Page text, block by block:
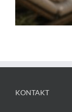
KONTAKT